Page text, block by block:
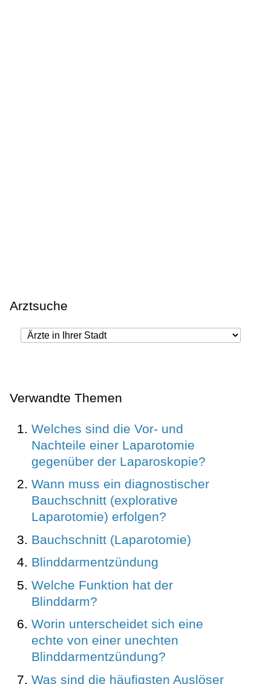
Arztsuche
Verwandte Themen
Welches sind die Vor- und
Nachteile einer Laparotomie
gegenüber der Laparoskopie?
Wann muss ein diagnostischer
Bauchschnitt (explorative
Laparotomie) erfolgen?
Bauchschnitt (Laparotomie)
Blinddarmentzündung
Welche Funktion hat der
Blinddarm?
Worin unterscheidet sich eine
echte von einer unechten
Blinddarmentzündung?
Was sind die häufigsten Auslöser